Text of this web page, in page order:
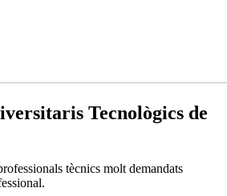
Tecnològics de
tècnics molt demandats